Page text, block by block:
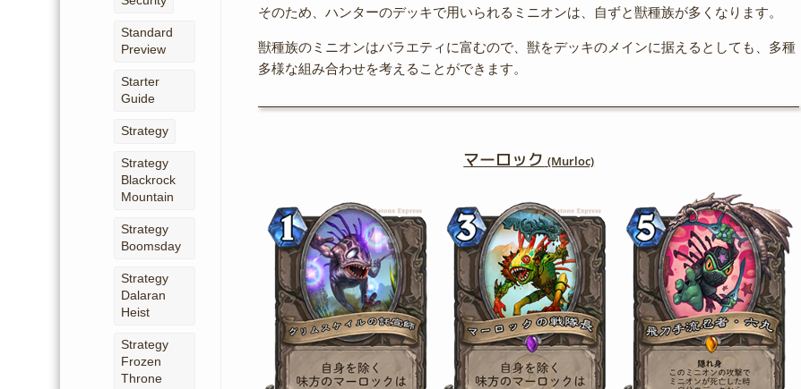
そのため、ハンターのデッキで用いられるミニオンは、自ずと獣種族が多くなります。
獣種族のミニオンはバラエティに富むので、獣をデッキのメインに据えるとしても、多種
多様な組み合わせを考えることができます。
マーロック (Murloc)
Standard
Preview
Starter
Guide
Strategy
Strategy
Blackrock
Mountain
Strategy
Boomsday
Strategy
Dalaran
Heist
Strategy
Frozen
Throne